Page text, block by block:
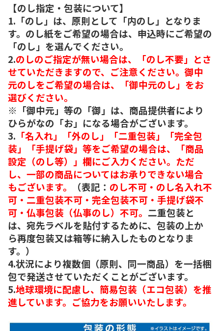
【のし指定・包装について】
1.「のし」は、原則として「内のし」となりま
す。のし紙をご希望の場合は、申込時にご希望の
「のし」を選んでください。
2.のしのご指定が無い場合は、「のし不要」とさ
せていただきますので、ご注意ください。御中
元のしをご希望の場合は、「御中元のし」をお
選びください。
※「御中元」等の「御」は、商品提供者により
ひらがなの「お」になる場合がございます。
3. 「名入れ」「外のし」「二重包装」「完全包
装」「手提げ袋」等をご希望の場合は、「商品
設定（のし等）」欄にご入力ください。ただ
し、一部の商品についてはお承りできない場合
もございます。
（表記： のし不可・のし名入れ不
可・二重包装不可・完全包装不可・手提げ袋不
可・仏事包装（仏事のし）不可。 二重包装と
は、宛先ラベルを貼付するために、包装の上か
ら再度包装又は箱等に納入したものとなりま
す。）
4.状況により複数個（原則、同一商品）を一括梱
包で発送させていただくことがございます。
5.地球環境に配慮し、簡易包装（エコ包装）を推
進しています。ご協力をお願いいたします。